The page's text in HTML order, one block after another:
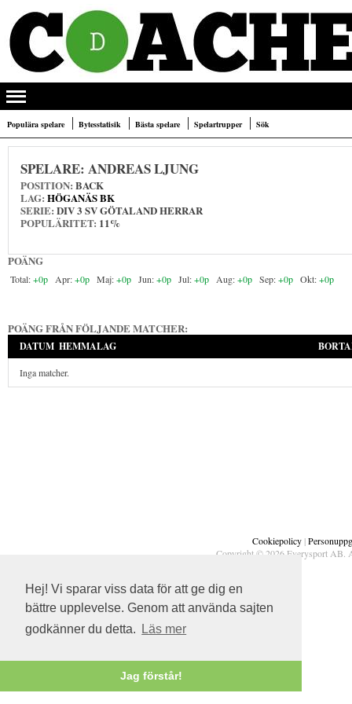
Hej! Vi sparar viss data för att ge dig en
bättre upplevelse. Genom att använda sajten
godkänner du detta.
Läs mer
Jag förstår!
Populära spelare Bytesstatisik Bästa spelare Spelartrupper Sök
SPELARE: ANDREAS LJUNG
POSITION: BACK
LAG: HÖGANÄS BK
SERIE: DIV 3 SV GÖTALAND HERRAR
POPULÄRITET: 11%
POÄNG
+0p +0p +0p +0p +0p +0p +0p +0p
POÄNG FRÅN FÖLJANDE MATCHER:
DATUM HEMMALAG
Inga matcher.
Cookiepolicy |
Copyright © 2026 Everysport AB.